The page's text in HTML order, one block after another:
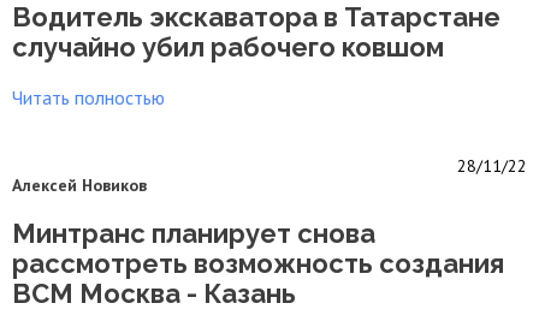
Водитель экскаватора в Татарстане
случайно убил рабочего ковшом
Читать полностью
28/11/22
Алексей Новиков
Минтранс планирует снова
рассмотреть возможность создания
ВСМ Москва - Казань